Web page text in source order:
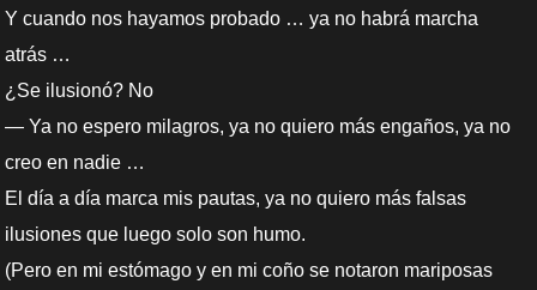
Y cuando nos hayamos probado … ya no habrá marcha
atrás …
¿Se ilusionó? No
— Ya no espero milagros, ya no quiero más engaños, ya no
creo en nadie …
El día a día marca mis pautas, ya no quiero más falsas
ilusiones que luego solo son humo.
(Pero en mi estómago y en mi coño se notaron mariposas